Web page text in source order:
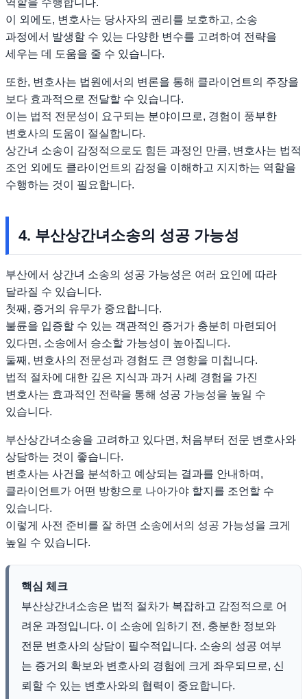
역할을 수행합니다.
이 외에도, 변호사는 당사자의 권리를 보호하고, 소송
과정에서 발생할 수 있는 다양한 변수를 고려하여 전략을
세우는 데 도움을 줄 수 있습니다.
또한, 변호사는 법원에서의 변론을 통해 클라이언트의 주장을
보다 효과적으로 전달할 수 있습니다.
이는 법적 전문성이 요구되는 분야이므로, 경험이 풍부한
변호사의 도움이 절실합니다.
상간녀 소송이 감정적으로도 힘든 과정인 만큼, 변호사는 법적
조언 외에도 클라이언트의 감정을 이해하고 지지하는 역할을
수행하는 것이 필요합니다.
4. 부산상간녀소송의 성공 가능성
부산에서 상간녀 소송의 성공 가능성은 여러 요인에 따라
달라질 수 있습니다.
첫째, 증거의 유무가 중요합니다.
불륜을 입증할 수 있는 객관적인 증거가 충분히 마련되어
있다면, 소송에서 승소할 가능성이 높아집니다.
둘째, 변호사의 전문성과 경험도 큰 영향을 미칩니다.
법적 절차에 대한 깊은 지식과 과거 사례 경험을 가진
변호사는 효과적인 전략을 통해 성공 가능성을 높일 수
있습니다.
부산상간녀소송을 고려하고 있다면, 처음부터 전문 변호사와
상담하는 것이 좋습니다.
변호사는 사건을 분석하고 예상되는 결과를 안내하며,
클라이언트가 어떤 방향으로 나아가야 할지를 조언할 수
있습니다.
이렇게 사전 준비를 잘 하면 소송에서의 성공 가능성을 크게
높일 수 있습니다.
핵심 체크
부산상간녀소송은 법적 절차가 복잡하고 감정적으로 어
려운 과정입니다. 이 소송에 임하기 전, 충분한 정보와
전문 변호사의 상담이 필수적입니다. 소송의 성공 여부
는 증거의 확보와 변호사의 경험에 크게 좌우되므로, 신
뢰할 수 있는 변호사와의 협력이 중요합니다.